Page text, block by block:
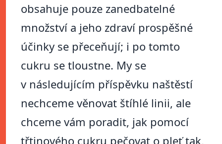
obsahuje pouze zanedbatelné
množství a jeho zdraví prospěšné
účinky se přeceňují; i po tomto
cukru se tloustne. My se
v následujícím příspěvku naštěstí
nechceme věnovat štíhlé linii, ale
chceme vám poradit, jak pomocí
třtinového cukru pečovat o pleť tak,